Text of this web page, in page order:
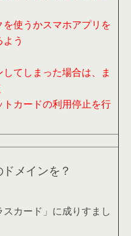
使うかスマホアプリを
う
てしまった場合は、ま
カードの利用停止を行
メインを？
カード」に成りすまし